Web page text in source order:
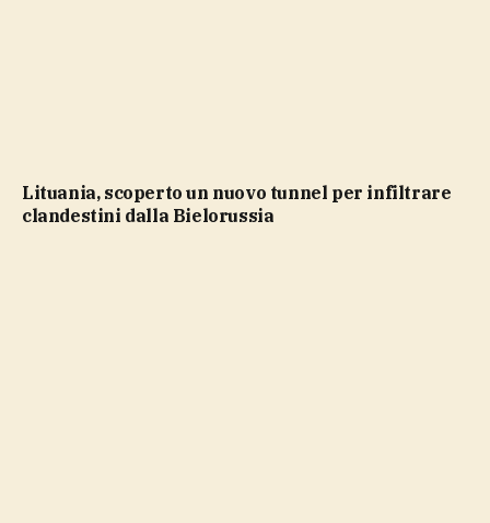
Lituania, scoperto un nuovo tunnel per infiltrare
clandestini dalla Bielorussia